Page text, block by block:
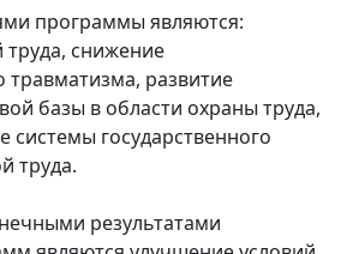
программы являются:
снижение
травматизма, развитие
базы в области охраны труда,
системы государственного
труда.
результатами